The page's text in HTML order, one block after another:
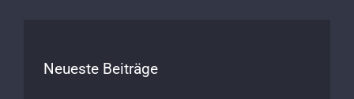
Neueste Beiträge